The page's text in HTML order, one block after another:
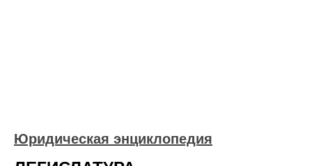
Юридическая энциклопедия